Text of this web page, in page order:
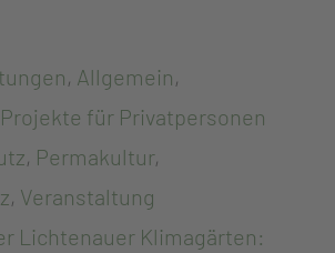
, Allgemein,
für Privatpersonen
, Permakultur,
, Veranstaltung
Lichtenauer Klimagärten: